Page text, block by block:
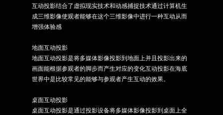
互动投影结合了虚拟现实技术和动感捕捉技术通过计算机生
成三维影像使观者能够在这个三维影像中进行一种互动从而
增强体验感
地面互动投影
地面互动投影是将多媒体影像投影到地面上并且投影出来的
画面能根据参观者的脚步而产生对应的变化互动投影在海底
世界中是比较常见的能够与参观者产生互动的效果。
桌面互动投影
桌面互动投影是通过投影设备将多媒体影像投影到桌面上全